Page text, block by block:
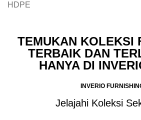
TEMUKAN KOLEKSI
TERBAIK DAN
HANYA DI
INVERIO
Jelajahi Koleksi